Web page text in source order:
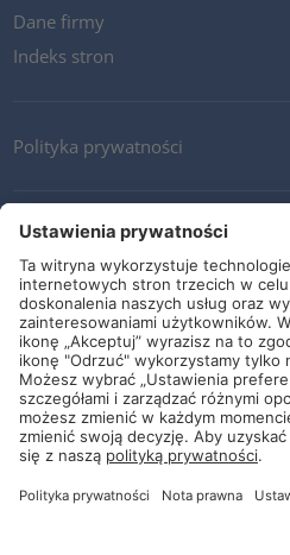
Dane firmy
Indeks stron
Polityka prywatności
Kontakt
Newsletter
Ogólne warunki i dostawy
Wytyczne i zobowiązania
Media społecznościowe